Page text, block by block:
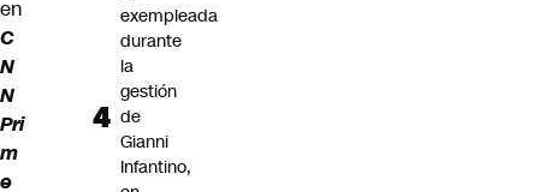
en
C
N
N
Pri
m
e
exempleada
durante
la
gestión
de
Gianni
Infantino,